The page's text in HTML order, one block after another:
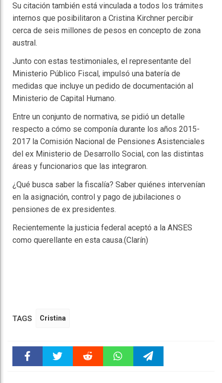
Su citación también está vinculada a todos los trámites
internos que posibilitaron a Cristina Kirchner percibir
cerca de seis millones de pesos en concepto de zona
austral.
Junto con estas testimoniales, el representante del
Ministerio Público Fiscal, impulsó una batería de
medidas que incluye un pedido de documentación al
Ministerio de Capital Humano.
Entre un conjunto de normativa, se pidió un detalle
respecto a cómo se componía durante los años 2015-
2017 la Comisión Nacional de Pensiones Asistenciales
del ex Ministerio de Desarrollo Social, con las distintas
áreas y funcionarios que las integraron.
¿Qué busca saber la fiscalía? Saber quiénes intervenían
en la asignación, control y pago de jubilaciones o
pensiones de ex presidentes.
Recientemente la justicia federal aceptó a la ANSES
como querellante en esta causa.(Clarín)
TAGS Cristina